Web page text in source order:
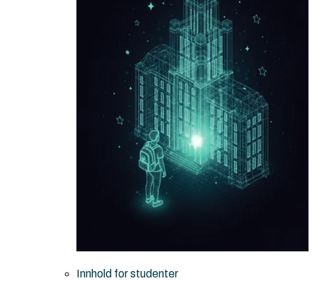
Innhold for studenter